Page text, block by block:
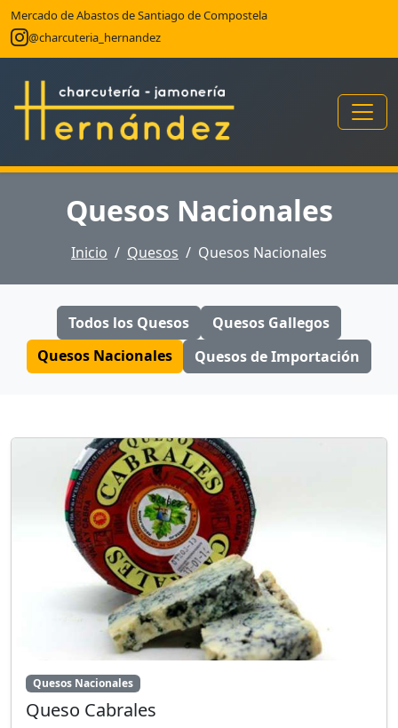
Mercado de Abastos de Santiago de Compostela
@charcuteria_hernandez
Quesos Nacionales
Inicio Quesos Quesos Nacionales
Todos los Quesos
Quesos Gallegos
Quesos Nacionales
Quesos de Importación
Quesos Nacionales
Queso Cabrales